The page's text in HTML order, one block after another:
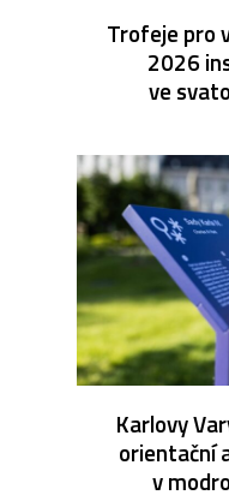
Trofeje pro
2026
ve
Karlovy
orientační
v